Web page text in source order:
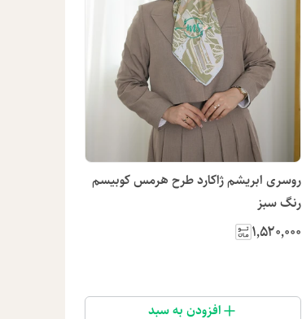
روسری ابریشم ژاکارد طرح هرمس کوبیسم
رنگ سبز
۱٬۵۲۰٬۰۰۰
افزودن به سبد